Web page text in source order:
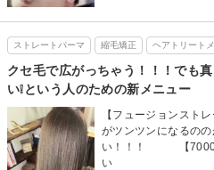
ストレートパーマ 縮毛矯正 ヘアトリート
クセ毛で広がっちゃう！！！でも
い❕という人のための新メニュー
【フュージョンスト
がツンツンになるの
い！！！ 【7000円
い